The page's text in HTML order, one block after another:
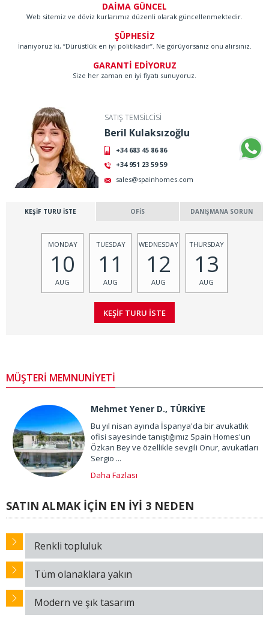
DAİMA GÜNCEL
Web sitemiz ve döviz kurlarımız düzenli olarak güncellenmektedir.
ŞÜPHESİZ
İnanıyoruz ki, “Dürüstlük en iyi politikadır”. Ne görüyorsanız onu alırsınız.
GARANTİ EDİYORUZ
Size her zaman en iyi fiyatı sunuyoruz.
SATIŞ TEMSİLCİSİ
Beril Kulaksızoğlu
+34 683 45 86 86
+34 951 23 59 59
sales@spainhomes.com
KEŞİF TURU İSTE OFİS DANIŞMANA SORUN
MONDAY
10
AUG
TUESDAY
11
AUG
WEDNESDAY
12
AUG
THURSDAY
13
AUG
MÜŞTERİ MEMNUNİYETİ
Mehmet Yener D., TÜRKİYE
Bu yıl nisan ayında İspanya'da bir avukatlık
ofisi sayesinde tanıştığımız Spain Homes'un
Özkan Bey ve özellikle sevgili Onur, avukatları
Sergio ...
Daha Fazlası
SATIN ALMAK İÇİN EN İYİ 3 NEDEN
Renkli topluluk
Tüm olanaklara yakın
Modern ve şık tasarım